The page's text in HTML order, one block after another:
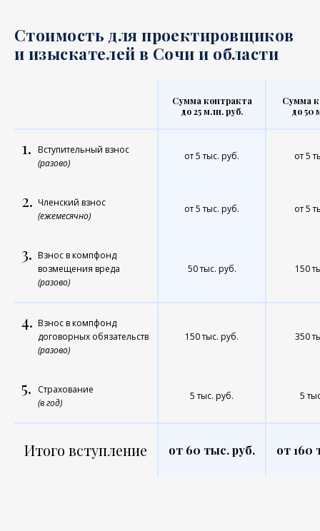
Стоимость для проектировщиков
и изыскателей в Сочи и области
Сумма контракта
до 25 млн. руб.
Сумма
до 50
1. Вступительный взнос
(разово)
от 5 тыс. руб. от 5
2. Членский взнос
(ежемесячно)
от 5 тыс. руб. от 5
3. Взнос в компфонд
возмещения вреда
(разово)
50 тыс. руб. 150
4. Взнос в компфонд
договорных обязательств
(разово)
150 тыс. руб. 350
5.
Страхование
(в год)
5 тыс. руб. 5
Итого вступление от 60 тыс. руб. от 160